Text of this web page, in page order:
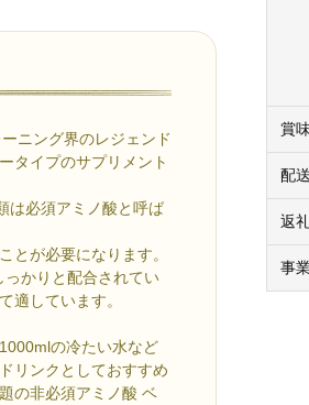
ニング界のレジェンド
タイプのサプリメント
は必須アミノ酸と呼ば
とが必要になります。
っかりと配合されてい
適しています。
の冷たい水など
リンクとしておすすめ
の非必須アミノ酸 ベ
賞
配送
返
事